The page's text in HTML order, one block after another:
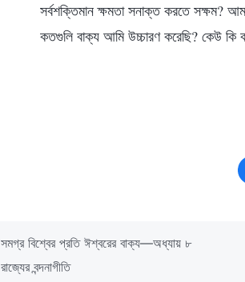
সর্বশক্তিমান ক্ষমতা সনাক্ত করতে সক্ষম?
কতগুলি বাক্য আমি উচ্চারণ করেছি? কেউ কি
সমগ্র বিশ্বের প্রতি ঈশ্বরের বাক্য—অধ্যায় ৮
রাজ্যের বন্দনাগীতি